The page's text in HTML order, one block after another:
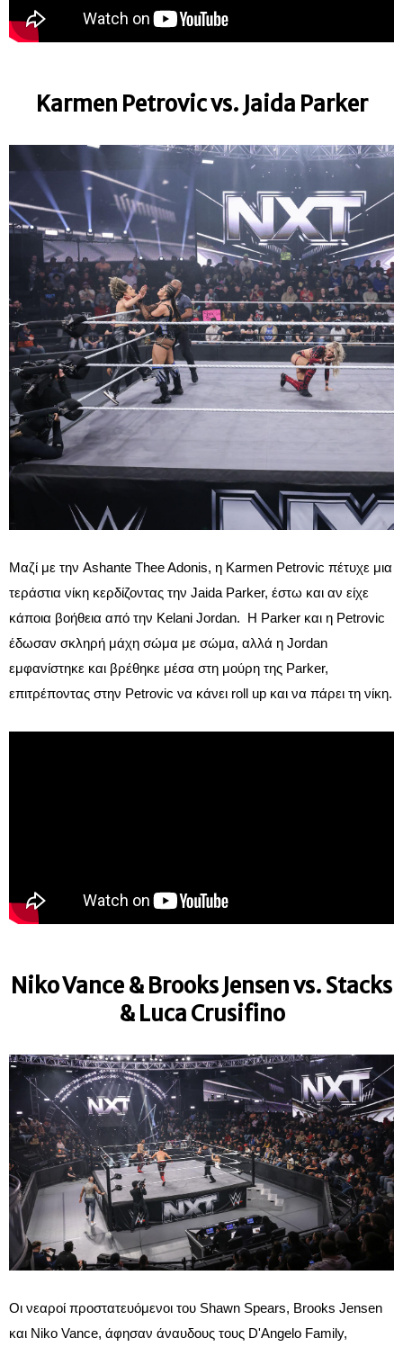
Karmen Petrovic vs. Jaida Parker
Μαζί με την Ashante Thee Adonis, η Karmen Petrovic πέτυχε μια
τεράστια νίκη κερδίζοντας την Jaida Parker, έστω και αν είχε
κάποια βοήθεια από την Kelani Jordan. Η Parker και η Petrovic
έδωσαν σκληρή μάχη σώμα με σώμα, αλλά η Jordan
εμφανίστηκε και βρέθηκε μέσα στη μούρη της Parker,
επιτρέποντας στην Petrovic να κάνει roll up και να πάρει τη νίκη.
Niko Vance & Brooks Jensen vs. Stacks
& Luca Crusifino
Οι νεαροί προστατευόμενοι του Shawn Spears, Brooks Jensen
και Niko Vance, άφησαν άναυδους τους D'Angelo Family,